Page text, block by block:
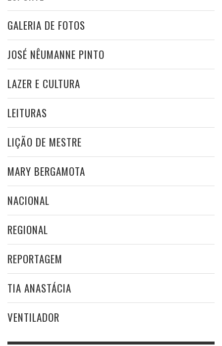
GALERIA DE FOTOS
JOSÉ NÊUMANNE PINTO
LAZER E CULTURA
LEITURAS
LIÇÃO DE MESTRE
MARY BERGAMOTA
NACIONAL
REGIONAL
REPORTAGEM
TIA ANASTÁCIA
VENTILADOR